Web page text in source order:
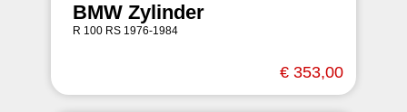
BMW Zylinder
R 100 RS 1976-1984
€ 353,00